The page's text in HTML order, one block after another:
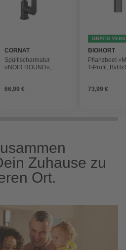
CORNAT
Spültischarmatur
»NOIR ROUND«,
66,99 €
GRATIS
BIOHORT
Pflanzbeet
T-Profil,
73,99 €
Zuhause zu
Ort.